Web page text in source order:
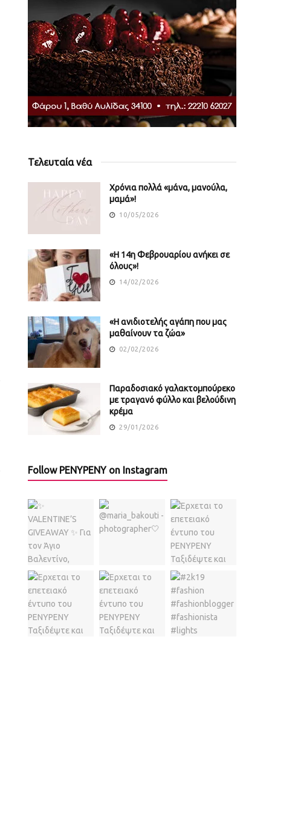
Τελευταία νέα
Χρόνια πολλά «μάνα, μανούλα,
μαμά»!
10/05/2026
«Η 14η Φεβρουαρίου ανήκει σε
όλους»!
14/02/2026
«Η ανιδιοτελής αγάπη που μας
μαθαίνουν τα ζώα»
02/02/2026
Παραδοσιακό γαλακτομπούρεκο
με τραγανό φύλλο και βελούδινη
κρέμα
29/01/2026
Follow PENYPENY on Instagram